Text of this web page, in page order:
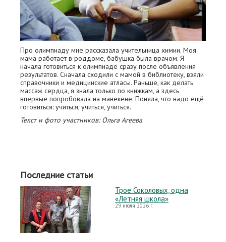
Про олимпиаду мне рассказала учительница химии. Моя
мама работает в роддоме, бабушка была врачом. Я
начала готовиться к олимпиаде сразу после объявления
результатов. Сначала сходили с мамой в библиотеку, взяли
справочники и медицинские атласы. Раньше, как делать
массаж сердца, я знала только по книжкам, а здесь
впервые попробовала на манекене. Поняла, что надо ещё
готовиться: учиться, учиться, учиться.
Текст и фото участников: Ольга Агеева
Последние статьи
Трое Соколовых, одна
«Летняя школа»
29 июля 2026 г.